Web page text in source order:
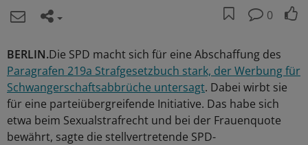
0
BERLIN.Die SPD macht sich für eine Abschaffung des
Paragrafen 219a Strafgesetzbuch stark, der Werbung für
Schwangerschaftsabbrüche untersagt. Dabei wirbt sie
für eine parteiübergreifende Initiative. Das habe sich
etwa beim Sexualstrafrecht und bei der Frauenquote
bewährt, sagte die stellvertretende SPD-